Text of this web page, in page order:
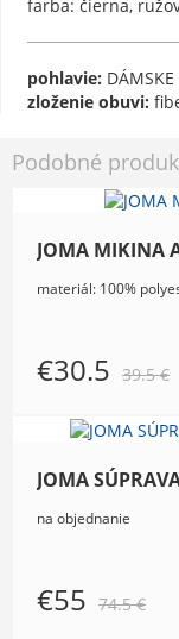
farba: čierna,
pohlavie: DÁMSKE
zloženie obuvi:
Podobné
JOMA MIKINA
materiál: 100%
€30.5 39.5 €
JOMA
na objednanie
€55 74.5 €